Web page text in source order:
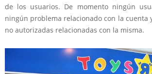
de los usuarios. De momento ningún
ningún problema relacionado con la cuenta
no autorizadas relacionadas con la misma.